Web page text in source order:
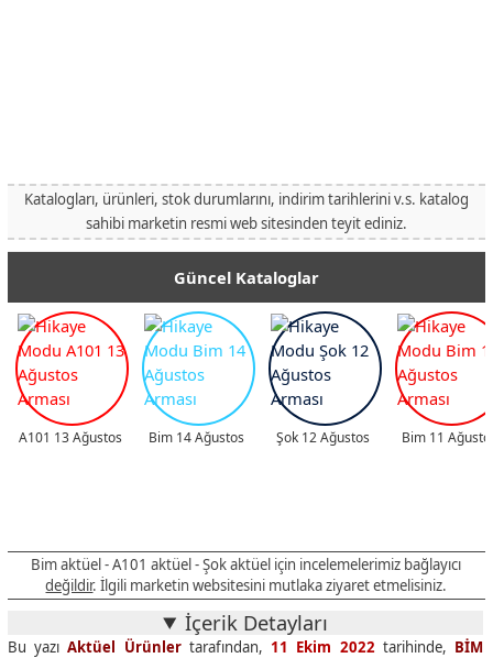
Katalogları, ürünleri, stok durumlarını, indirim tarihlerini v.s. katalog
sahibi marketin resmi web sitesinden teyit ediniz.
Güncel Kataloglar
A101 13 Ağustos Bim 14 Ağustos Şok 12 Ağustos Bim 11
Bim aktüel - A101 aktüel - Şok aktüel için incelemelerimiz bağlayıcı
değildir. İlgili marketin websitesini mutlaka ziyaret etmelisiniz.
İçerik Detayları
Bu yazıAktüel Ürünlertarafından, 11 Ekim 2022tarihinde, BİM